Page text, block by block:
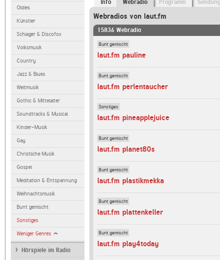
Oldies
Künstler
Schlager & Discofox
Volksmusik
Country
Jazz & Blues
Weltmusik
Gothic & Mittelalter
Soundtracks & Musical
Kinder-Musik
Gay
Christliche Musik
Gospel
Meditation & Entspannung
Weihnachtsmusik
Bunt gemischt
Sonstiges
Weniger Genres
Hörspiele im Radio
Info Webradio Programm
Webradios von laut.fm
15836 Webradio
Bunt gemischt
laut.fm pauline
Bunt gemischt
laut.fm perlentaucher
Sonstiges
laut.fm pineapplejuice
Bunt gemischt
laut.fm planet80s
Bunt gemischt
laut.fm plastikmekka
Bunt gemischt
laut.fm plattenkeller
Bunt gemischt
laut.fm play4today